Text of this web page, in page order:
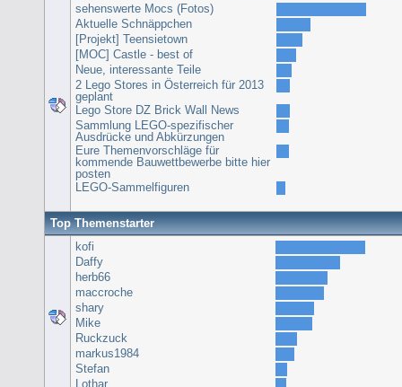
sehenswerte Mocs (Fotos)
Aktuelle Schnäppchen
[Projekt] Teensietown
[MOC] Castle - best of
Neue, interessante Teile
2 Lego Stores in Österreich für 2013
geplant
Lego Store DZ Brick Wall News
Sammlung LEGO-spezifischer
Ausdrücke und Abkürzungen
Eure Themenvorschläge für
kommende Bauwettbewerbe bitte hier
posten
LEGO-Sammelfiguren
Top Themenstarter
kofi
Daffy
herb66
maccroche
shary
Mike
Ruckzuck
markus1984
Stefan
Lothar